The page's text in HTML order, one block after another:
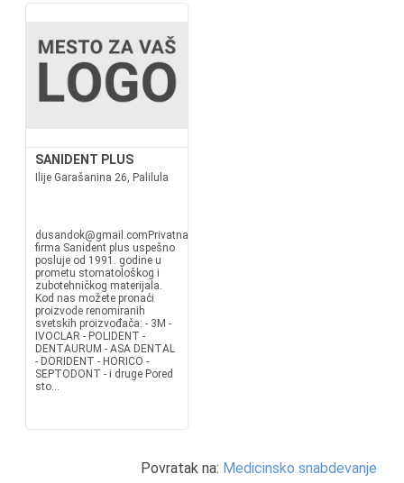
SANIDENT PLUS
Ilije Garašanina 26, Palilula
dusandok@gmail.comPrivatna
firma Sanident plus uspešno
posluje od 1991. godine u
prometu stomatološkog i
zubotehničkog materijala.
Kod nas možete pronaći
proizvode renomiranih
svetskih proizvođača: - 3M -
IVOCLAR - POLIDENT -
DENTAURUM - ASA DENTAL
- DORIDENT - HORICO -
SEPTODONT - i druge Pored
sto...
Povratak na: Medicinsko snabdevanje